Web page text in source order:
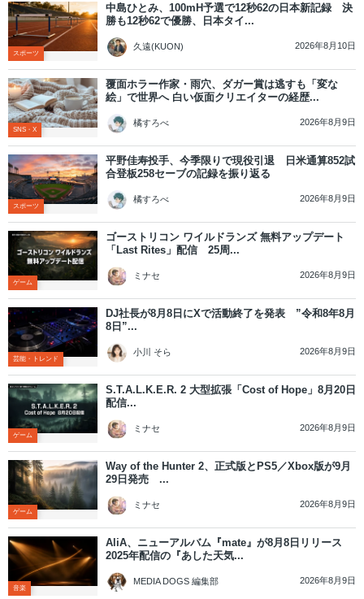
スポーツ
中島ひとみ、100mH予選で12秒62の日本新記録 決
勝も12秒62で優勝、日本タイ...
久遠(KUON) 2026年8月10日
SNS・X
覆面ホラー作家・雨穴、ダガー賞は逃すも「変な
絵」で世界へ 白い仮面クリエイターの経歴...
橘すろべ 2026年8月9日
スポーツ
平野佳寿投手、今季限りで現役引退 日米通算852試
合登板258セーブの記録を振り返る
橘すろべ 2026年8月9日
ゲーム
ゴーストリコン ワイルドランズ 無料アップデート
「Last Rites」配信 25周...
ミナセ 2026年8月9日
芸能・トレンド
DJ社長が8月8日にXで活動終了を発表 ”令和8年8月
8日”...
小川 そら 2026年8月9日
ゲーム
S.T.A.L.K.E.R. 2 大型拡張「Cost of Hope」8月20日
配信...
ミナセ 2026年8月9日
ゲーム
Way of the Hunter 2、正式版とPS5／Xbox版が9月
29日発売 ...
ミナセ 2026年8月9日
音楽
AliA、ニューアルバム『mate』が8月8日リリース
2025年配信の『あした天気...
MEDIA DOGS 編集部 2026年8月9日